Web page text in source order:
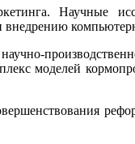
Научные
внедрению
моделей